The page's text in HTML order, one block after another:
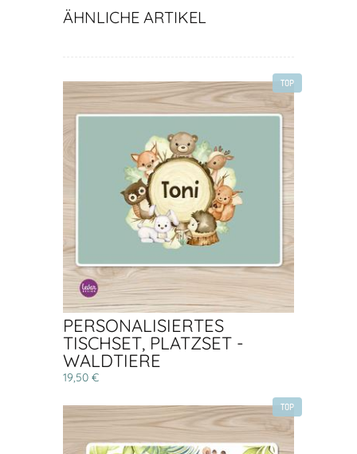
ÄHNLICHE ARTIKEL
TOP
PERSONALISIERTES
TISCHSET, PLATZSET -
WALDTIERE
19,50 €
TOP